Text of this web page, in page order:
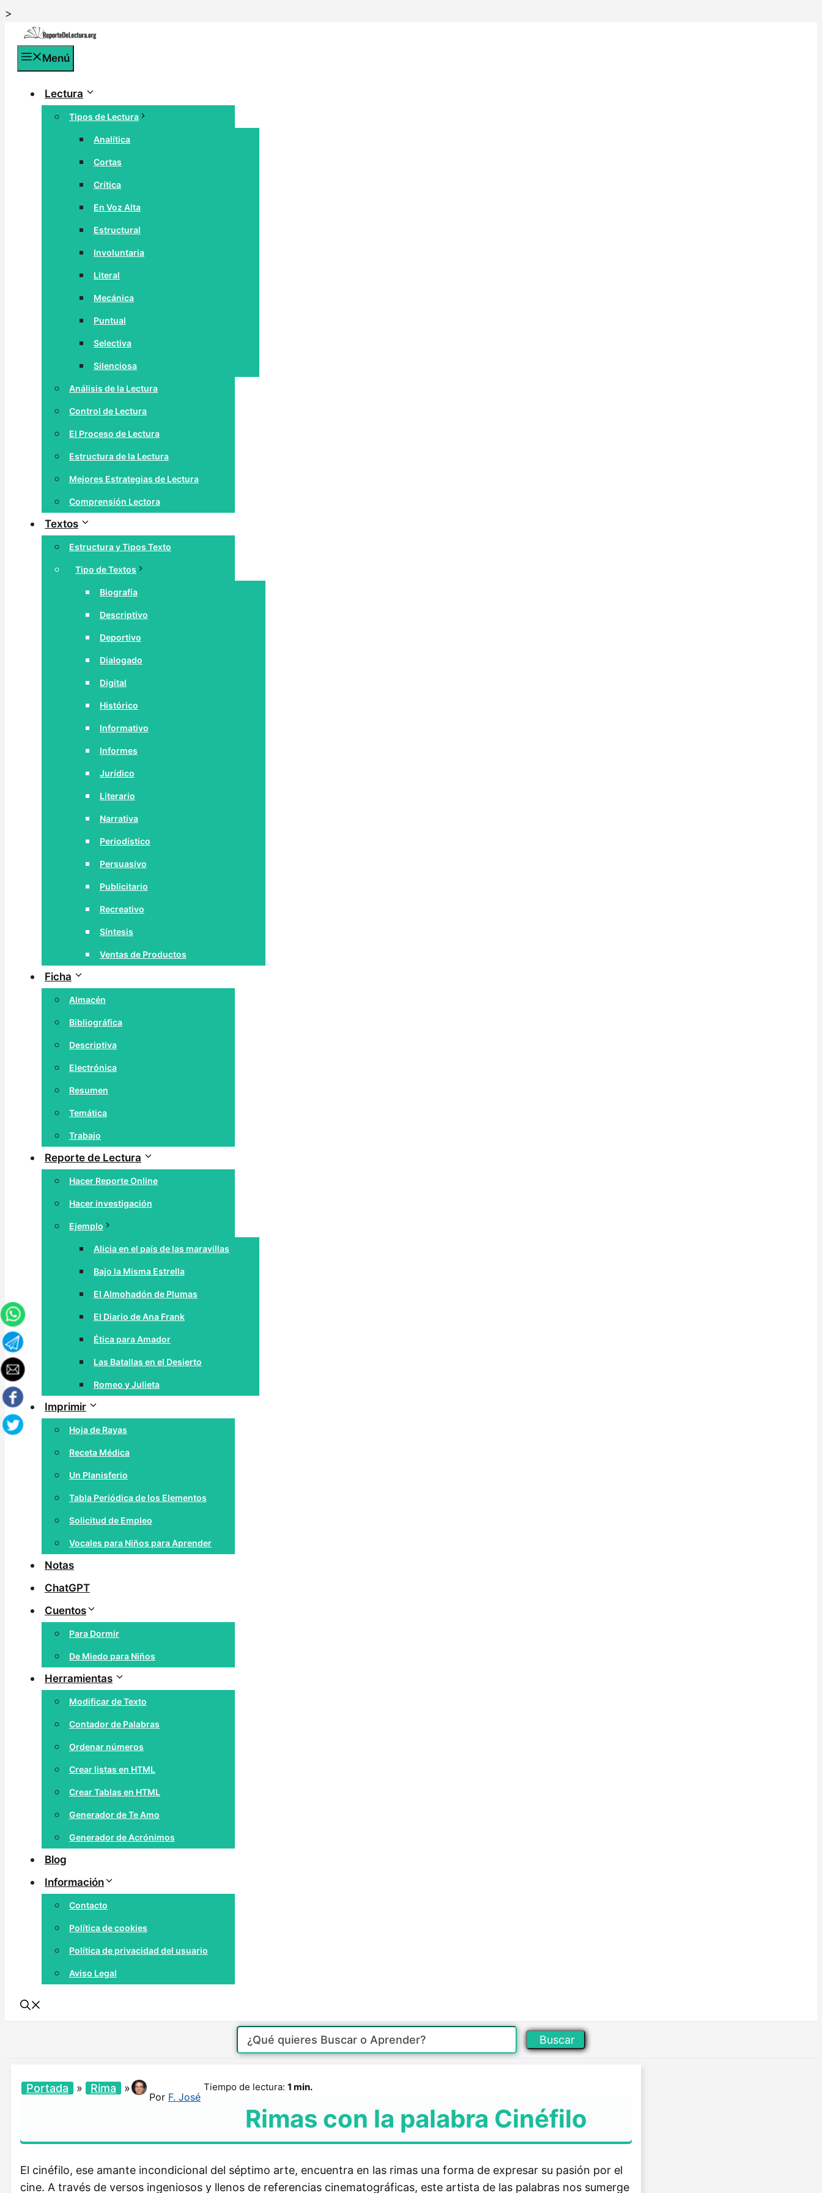
>
contenido
Menú
Lectura
Tipos de Lectura
Analítica
Cortas
Crítica
En Voz Alta
Estructural
Involuntaria
Literal
Mecánica
Puntual
Selectiva
Silenciosa
Análisis de la Lectura
Control de Lectura
El Proceso de Lectura
Estructura de la Lectura
Mejores Estrategias de Lectura
Comprensión Lectora
Textos
Estructura y Tipos Texto
Tipo de Textos
Biografía
Descriptivo
Deportivo
Dialogado
Digital
Histórico
Informativo
Informes
Jurídico
Literario
Narrativa
Periodístico
Persuasivo
Publicitario
Recreativo
Síntesis
Ventas de Productos
Ficha
Almacén
Bibliográfica
Descriptiva
Electrónica
Resumen
Temática
Trabajo
Reporte de Lectura
Hacer Reporte Online
Hacer investigación
Ejemplo
Alicia en el país de las maravillas
Bajo la Misma Estrella
El Almohadón de Plumas
El Diario de Ana Frank
Ética para Amador
Las Batallas en el Desierto
Romeo y Julieta
Imprimir
Hoja de Rayas
Receta Médica
Un Planisferio
Tabla Periódica de los Elementos
Solicitud de Empleo
Vocales para Niños para Aprender
Notas
ChatGPT
Cuentos
Para Dormir
De Miedo para Niños
Herramientas
Modificar de Texto
Contador de Palabras
Ordenar números
Crear listas en HTML
Crear Tablas en HTML
Generador de Te Amo
Generador de Acrónimos
Blog
Información
Contacto
Política de cookies
Política de privacidad del usuario
Aviso Legal
Buscar
Portada » Rima »
Por F. José
Tiempo de lectura: 1 min.
Rimas con la palabra Cinéfilo
El cinéfilo, ese amante incondicional del séptimo arte, encuentra en las rimas una forma de expresar su pasión por el
cine. A través de versos ingeniosos y llenos de referencias cinematográficas, este artista de las palabras nos sumerge